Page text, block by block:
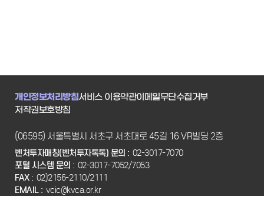
개인정보처리방침서비스 이용약관이메일무단수집거부
저작권보호방침
(06595) 서울특별시 서초구 서초대로 45길 16 VR빌딩 2층
벤처투자매칭(벤처투자톡톡) 문의 : 02-3017-7070
포털 시스템 문의 : 02-3017-7052/7053
FAX : 02)2156-2110/2111
EMAIL : vcic@kvca.or.kr